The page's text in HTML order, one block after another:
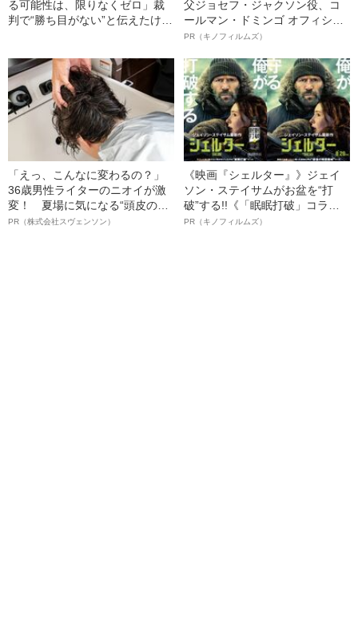
る可能性は、限りなくゼロ」裁
判で“勝ち目がない”と伝えたけれ
の葛藤」
父ジョセフ・ジャクソン役、コ
ールマン・ドミンゴ オフィシャ
ルインタビュー“観客を魅了した
語る”《日本興収70億円突破》
PR（キノフィルムズ）
「えっ、こんなに変わるの？」
36歳男性ライターのニオイが激
変！ 夏場に気になる“頭皮のニ
オイ”や“ベタつき”を解消す
PR（株式会社スヴェンソン）
《映画『シェルター』》ジェイ
ソン・ステイサムがお盆を“打
破”する!!《「眠眠打破」コラ
ボ》
PR（キノフィルムズ）